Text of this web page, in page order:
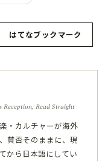
はてなブックマーク
Read Straight
・カルチャーが海外
賛否そのままに、現
から日本語にしてい